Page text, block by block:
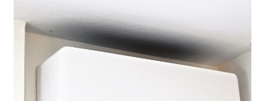
Käfer